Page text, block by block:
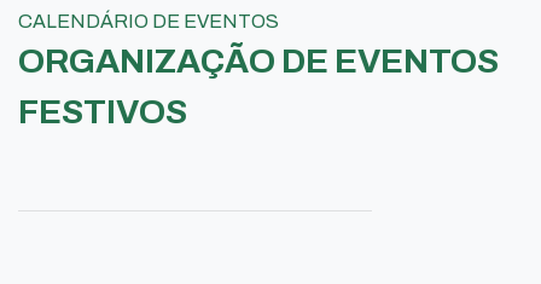
CALENDÁRIO DE EVENTOS
ORGANIZAÇÃO DE EVENTOS
FESTIVOS